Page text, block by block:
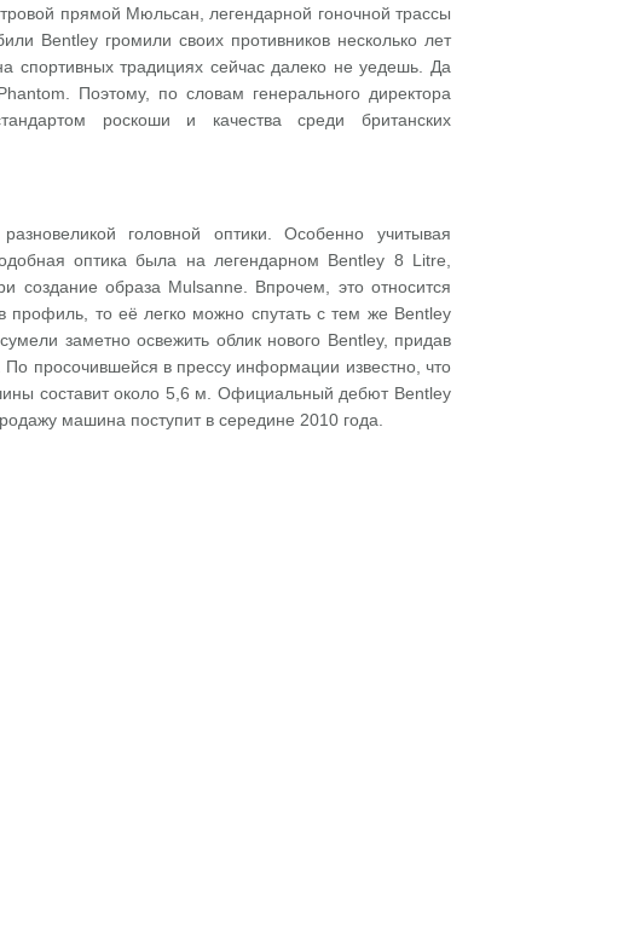
прямой Мюльсан, легендарной гоночной трассы
Bentley громили своих противников несколько лет
спортивных традициях сейчас далеко не уедешь. Да
Поэтому, по словам генерального директора
роскоши и качества среди британских
головной оптики. Особенно учитывая
оптика была на легендарном Bentley 8 Litre,
создание образа Mulsanne. Впрочем, это относится
то её легко можно спутать с тем же Bentley
заметно освежить облик нового Bentley, придав
просочившейся в прессу информации известно, что
составит около 5,6 м. Официальный дебют Bentley
машина поступит в середине 2010 года.